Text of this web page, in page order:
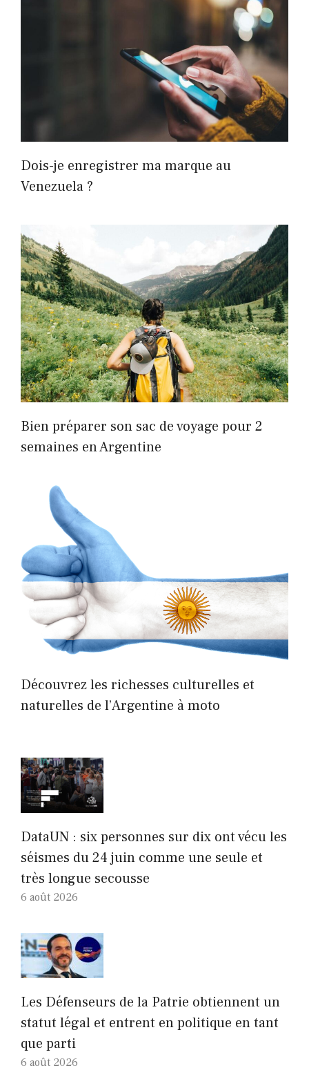
Dois-je enregistrer ma marque au
Venezuela ?
Bien préparer son sac de voyage pour 2
semaines en Argentine
Découvrez les richesses culturelles et
naturelles de l’Argentine à moto
DataUN : six personnes sur dix ont vécu les
séismes du 24 juin comme une seule et
très longue secousse
6 août 2026
Les Défenseurs de la Patrie obtiennent un
statut légal et entrent en politique en tant
que parti
6 août 2026